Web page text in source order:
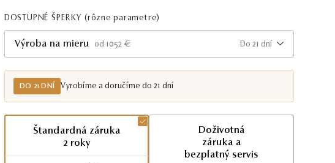
DOSTUPNÉ ŠPERKY (rôzne parametre)
Výroba na mieru od 1052 € Do 21 dní
DO 21 DNÍ Vyrobíme a doručíme do 21 dní
Štandardná záruka
2 roky
Doživotná
záruka a
bezplatný servis